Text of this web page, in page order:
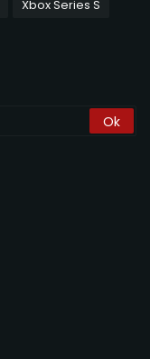
Xbox Series S